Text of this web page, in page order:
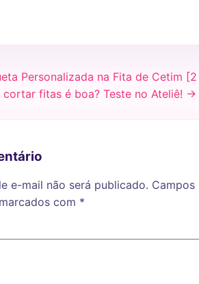
Personalizada na Fita de Cetim [2
cortar fitas é boa? Teste no Ateliê! →
e-mail não será publicado. Campos
com *